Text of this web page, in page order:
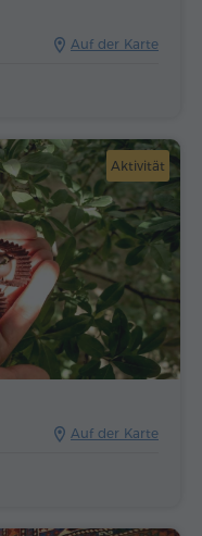
Auf der Karte
Aktivität
Auf der Karte